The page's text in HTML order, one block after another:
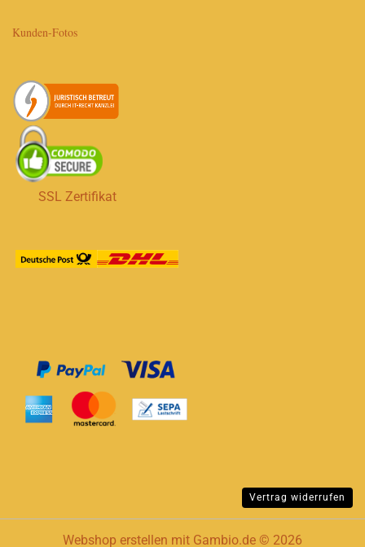
Kunden-Fotos
SSL Zertifikat
Vertrag widerrufen
Webshop erstellen mit Gambio.de © 2026